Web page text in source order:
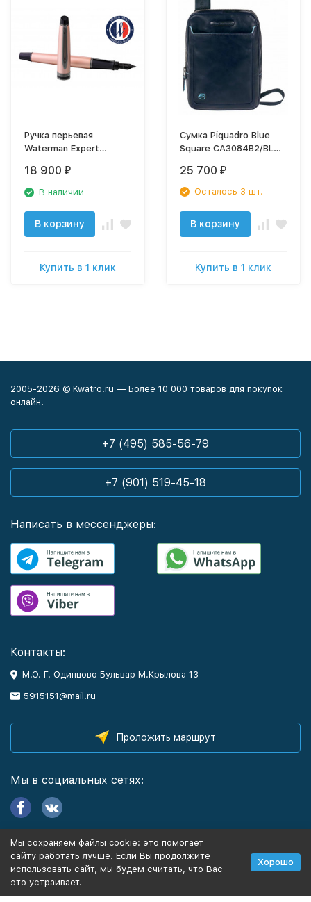
Ручка перьевая
Waterman Expert
Metallic Rose Gold RT F
перо сталь
подар.кор.
18 900 ₽
В наличии
В корзину
Купить в 1 клик
Сумка Piquadro Blue
Square CA3084B2/BLU2
25 700 ₽
Осталось 3 шт.
В корзину
Купить в 1 клик
2005-2026 © Kwatro.ru — Более 10 000 товаров для покупок
онлайн!
+7 (495) 585-56-79
+7 (901) 519-45-18
Написать в мессенджеры:
Контакты:
М.О. Г. Одинцово Бульвар М.Крылова 13
5915151@mail.ru
Проложить маршрут
Мы в социальных сетях:
Информация
Политика персональных данных
Мы сохраняем файлы cookie: это помогает
сайту работать лучше. Если Вы продолжите
использовать сайт, мы будем считать, что Вас
это устраивает.
Хорошо